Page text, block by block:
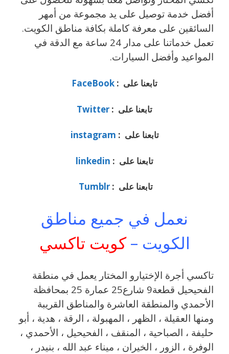
أفضل خدمة توصيل على يد مجموعة من أمهر
السائقين على معرفة كاملة بكافة مناطق الكويت.
تعمل خدماتنا على مدار 24 ساعة مع الدقة في
المواعيد وأفضل السيارات.
تابعنا على : FaceBook
تابعنا على : Twitter
تابعنا على : instagram
تابعنا على : linkedin
تابعنا على :Tumblr
نعمل في جميع مناطق
الكويت –كويت تاكسي
تاكسي أجرة الإختيارو المختار يعمل في منطقة
الفحيحيل قطعة9 شارع25 عمارة 25 بمحافظة
الأحمدي والمنطقة العاشرة والمناطق القريبة
‎ومنها العقيلة ، الظهر ، المهبولة ، الرقة ، هدية ، أبو
حليفة ، الصباحية ، المنقف ، الفحيحيل ، الأحمدي ،
الوفرة ، الزور ، الخيران ، ميناء عبد الله ، بنيدر ،